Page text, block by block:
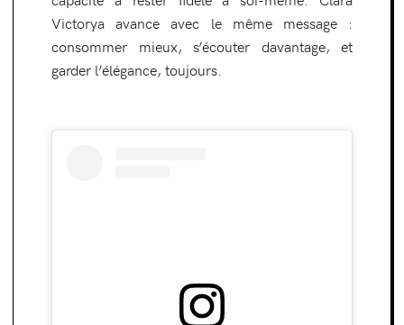
Victorya avance avec le même message :
consommer mieux, s’écouter davantage, et
garder l’élégance, toujours.